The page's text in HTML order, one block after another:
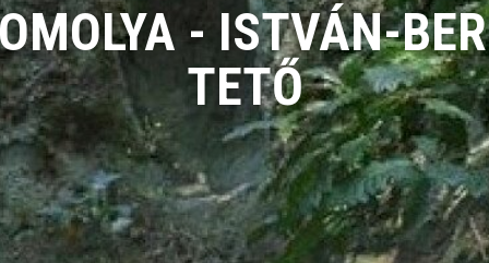
- ISTVÁN-
TETŐ